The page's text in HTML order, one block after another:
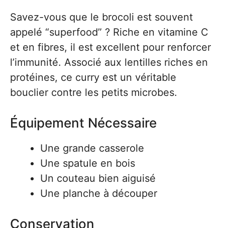
Savez-vous que le brocoli est souvent
appelé “superfood” ? Riche en vitamine C
et en fibres, il est excellent pour renforcer
l’immunité. Associé aux lentilles riches en
protéines, ce curry est un véritable
bouclier contre les petits microbes.
Équipement Nécessaire
Une grande casserole
Une spatule en bois
Un couteau bien aiguisé
Une planche à découper
Conservation